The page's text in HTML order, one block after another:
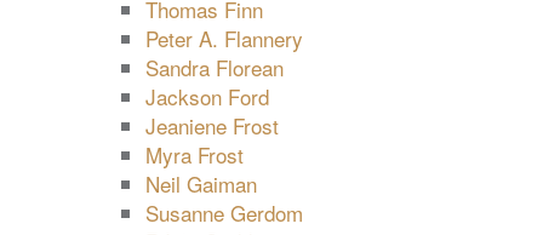
Thomas Finn
Peter A. Flannery
Sandra Florean
Jackson Ford
Jeaniene Frost
Myra Frost
Neil Gaiman
Susanne Gerdom